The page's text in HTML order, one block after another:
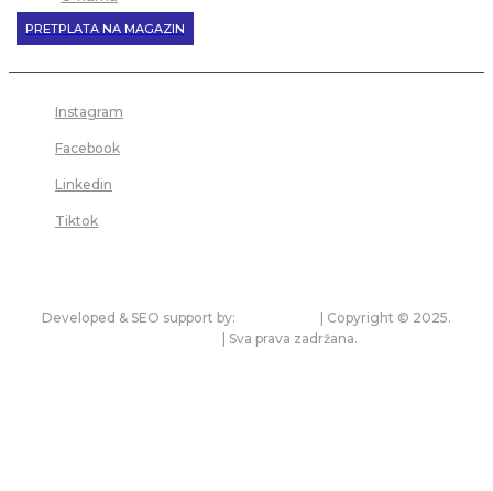
PRETPLATA NA MAGAZIN
Instagram
Facebook
Linkedin
Tiktok
Developed & SEO support by:
| Copyright © 2025.
| Sva prava zadržana.